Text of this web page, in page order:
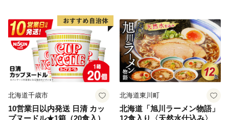
北海道千歳市
10営業日以内発送 日清 カッ
プヌードル★1箱（20食入）
北海道東川町
北海道「旭川ラーメン物語」
12食入り〈天然水仕込み〉